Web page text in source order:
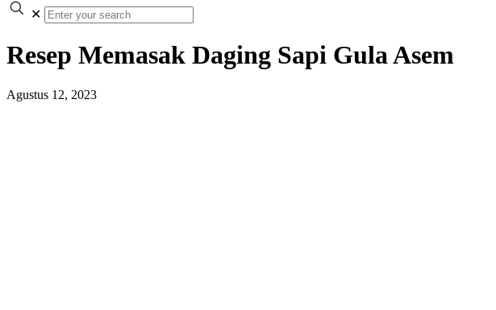
✕
Resep Memasak Daging Sapi Gula Asem
Agustus 12, 2023